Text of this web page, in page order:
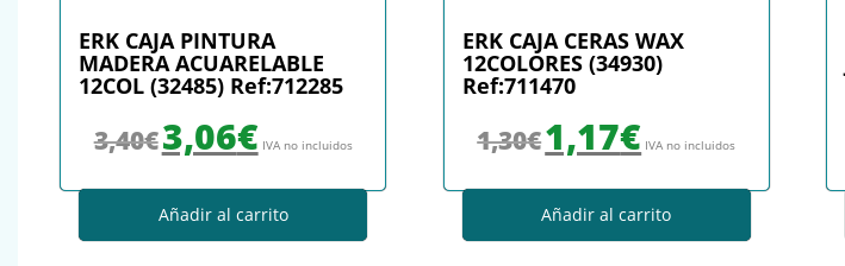
ERK CAJA PINTURA
MADERA ACUARELABLE
12COL (32485) Ref:712285
3,40€3,06€ IVA no incluidos
Añadir al carrito
ERK CAJA CERAS WAX
12COLORES (34930)
Ref:711470
1,30€1,17€ IVA no incluidos
Añadir al carrito